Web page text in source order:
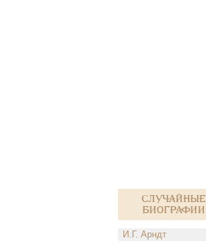
Случайные
биографии
И.Г. Арндт